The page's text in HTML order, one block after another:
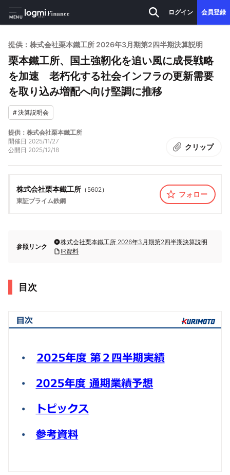
MENU
ログイン 会員登録
提供：株式会社栗本鐵工所 2026年3月期第2四半期決算説明
栗本鐵工所、国土強靭化を追い風に成長戦略
を加速 老朽化する社会インフラの更新需要
を取り込み増配へ向け堅調に推移
#決算説明会
提供：株式会社栗本鐵工所
開催日 2025/11/27
公開日 2025/12/18 クリップ
株式会社栗本鐵工所 （ 5602）
東証プライム鉄鋼
フォロー
参照リンク
株式会社栗本鐵工所 2026年3月期第2四半期決算説明
IR資料
目次